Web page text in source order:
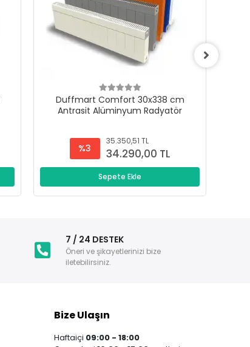
Duffmart Comfort 30x338 cm
Antrasit Alüminyum Radyatör
%3
35.350,51 TL
34.290,00 TL
Sepete Ekle
7 / 24 DESTEK
Öneri ve şikayetlerinizi bize
iletebilirsiniz.
Bize Ulaşın
Haftaiçi 09:00 - 18:00